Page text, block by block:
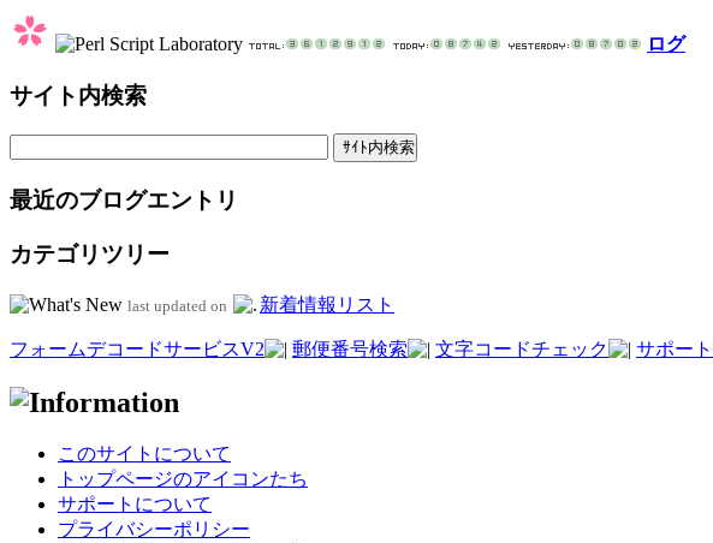
ログ
サイト内検索
最近のブログエントリ
カテゴリツリー
last updated on 新着情報リスト
フォームデコードサービスV2 郵便番号検索 文字コードチェック サポー
このサイトについて
トップページのアイコンたち
サポートについて
プライバシーポリシー